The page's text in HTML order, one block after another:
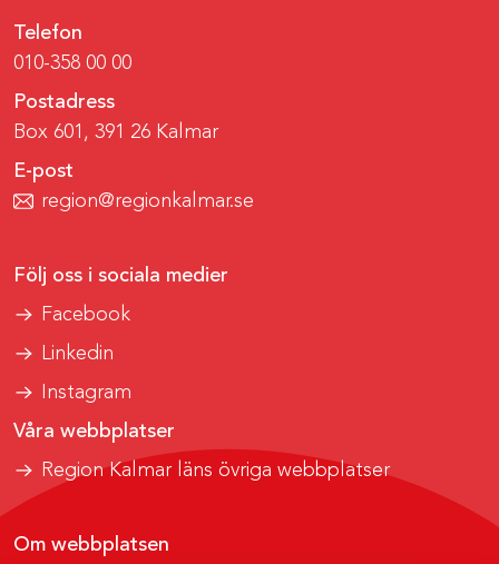
Telefon
010-358 00 00
Postadress
Box 601, 391 26 Kalmar
E-post
region@regionkalmar.se
Följ oss i sociala medier
Facebook
Linkedin
Instagram
Våra webbplatser
Region Kalmar läns övriga webbplatser
Om webbplatsen